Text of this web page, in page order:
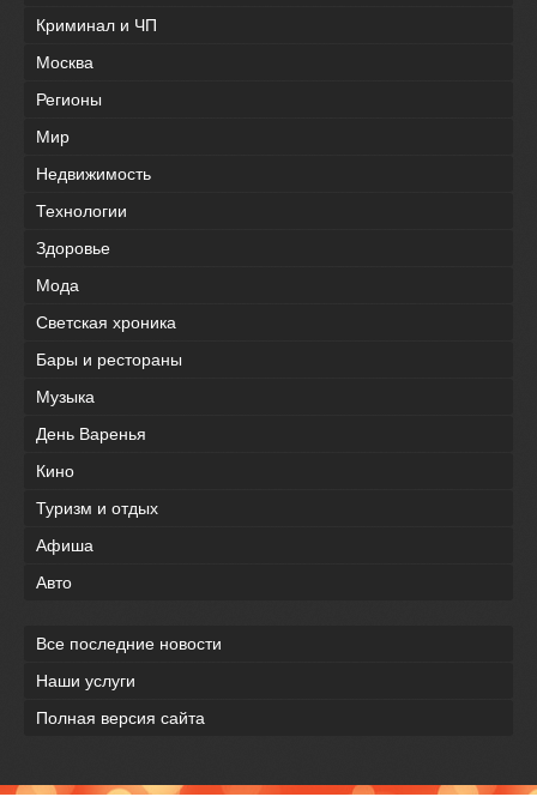
Криминал и ЧП
Москва
Регионы
Мир
Недвижимость
Технологии
Здоровье
Мода
Светская хроника
Бары и рестораны
Музыка
День Варенья
Кино
Туризм и отдых
Афиша
Авто
Все последние новости
Наши услуги
Полная версия сайта